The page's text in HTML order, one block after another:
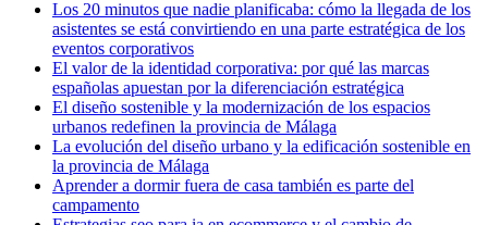
Los 20 minutos que nadie planificaba: cómo la llegada de los
asistentes se está convirtiendo en una parte estratégica de los
eventos corporativos
El valor de la identidad corporativa: por qué las marcas
españolas apuestan por la diferenciación estratégica
El diseño sostenible y la modernización de los espacios
urbanos redefinen la provincia de Málaga
La evolución del diseño urbano y la edificación sostenible en
la provincia de Málaga
Aprender a dormir fuera de casa también es parte del
campamento